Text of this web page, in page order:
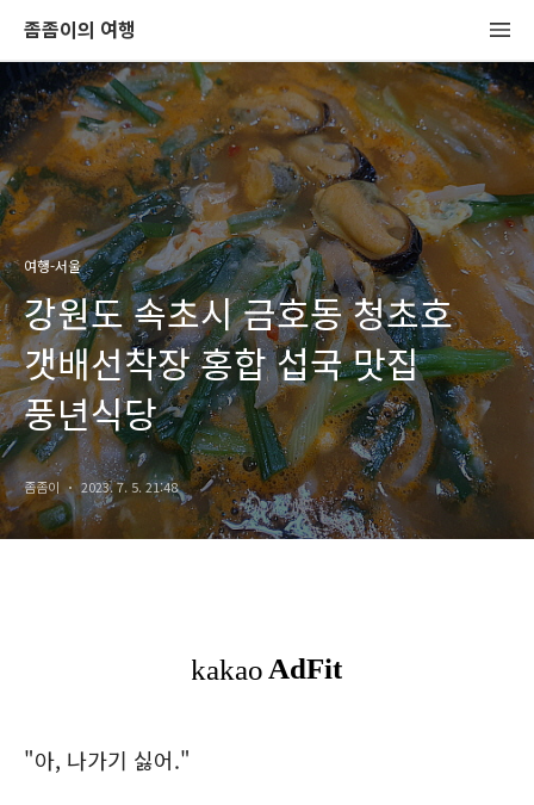
좀좀이의 여행
여행-서울
강원도 속초시 금호동 청초호
갯배선착장 홍합 섭국 맛집
풍년식당
좀좀이 2023. 7. 5. 21:48
"아, 나가기 싫어."